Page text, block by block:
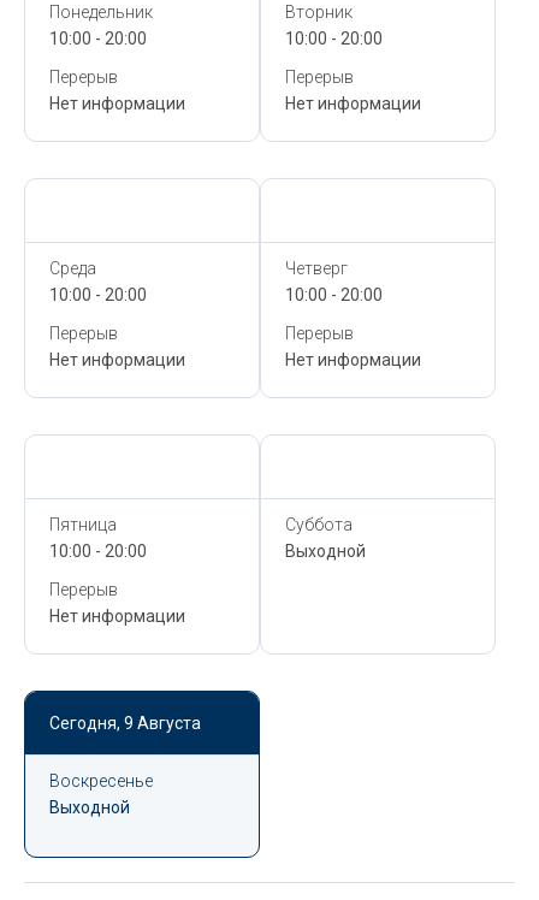
Понедельник
10:00 - 20:00
Перерыв
Нет информации
Вторник
10:00 - 20:00
Перерыв
Нет информации
Среда
10:00 - 20:00
Перерыв
Нет информации
Четверг
10:00 - 20:00
Перерыв
Нет информации
Пятница
10:00 - 20:00
Перерыв
Нет информации
Суббота
Выходной
Сегодня, 9 Августа
Воскресенье
Выходной